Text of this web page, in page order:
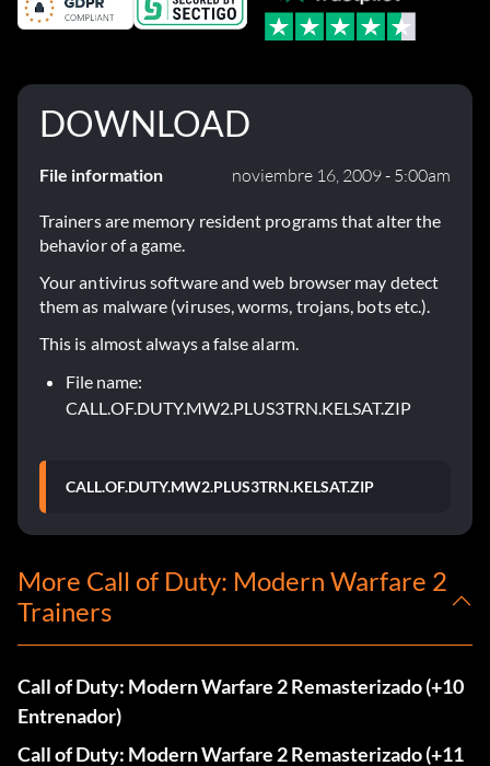
DOWNLOAD
File information noviembre 16, 2009 - 5:00am
Trainers are memory resident programs that alter the
behavior of a game.
Your antivirus software and web browser may detect
them as malware (viruses, worms, trojans, bots etc.).
This is almost always a false alarm.
File name:
CALL.OF.DUTY.MW2.PLUS3TRN.KELSAT.ZIP
CALL.OF.DUTY.MW2.PLUS3TRN.KELSAT.ZIP
More Call of Duty: Modern Warfare 2
Trainers
Call of Duty: Modern Warfare 2 Remasterizado (+10
Entrenador)
Call of Duty: Modern Warfare 2 Remasterizado (+11